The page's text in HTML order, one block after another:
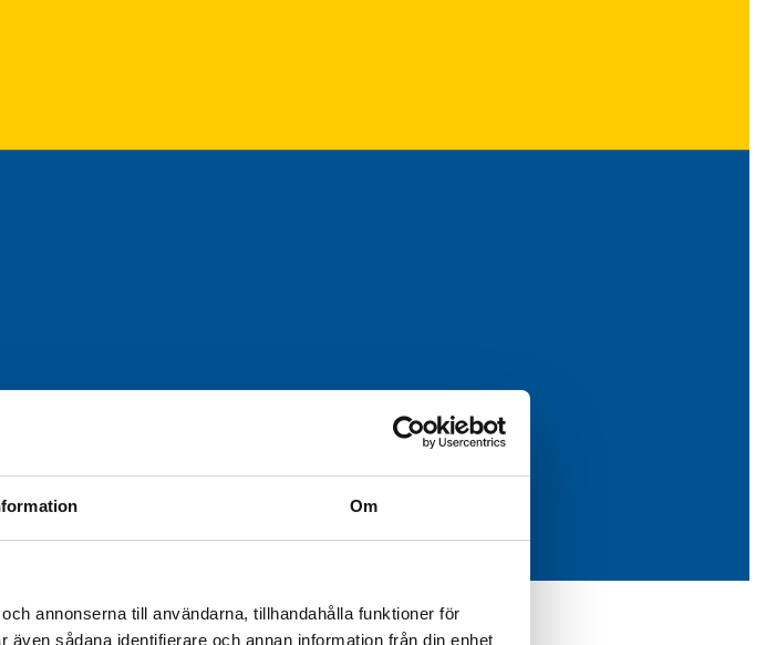
Om
annonserna till användarna, tillhandahålla funktioner för
sådana identifierare och annan information från din enhet